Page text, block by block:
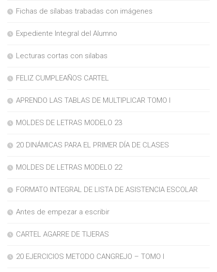
Fichas de sílabas trabadas con imágenes
Expediente Integral del Alumno
Lecturas cortas con silabas
FELIZ CUMPLEAÑOS CARTEL
APRENDO LAS TABLAS DE MULTIPLICAR TOMO I
MOLDES DE LETRAS MODELO 23
20 DINÁMICAS PARA EL PRIMER DÍA DE CLASES
MOLDES DE LETRAS MODELO 22
FORMATO INTEGRAL DE LISTA DE ASISTENCIA ESCOLAR
Antes de empezar a escribir
CARTEL AGARRE DE TIJERAS
20 EJERCICIOS METODO CANGREJO – TOMO I